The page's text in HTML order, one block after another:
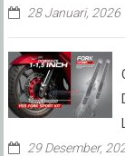
28 Januari, 2026
29 Desember,